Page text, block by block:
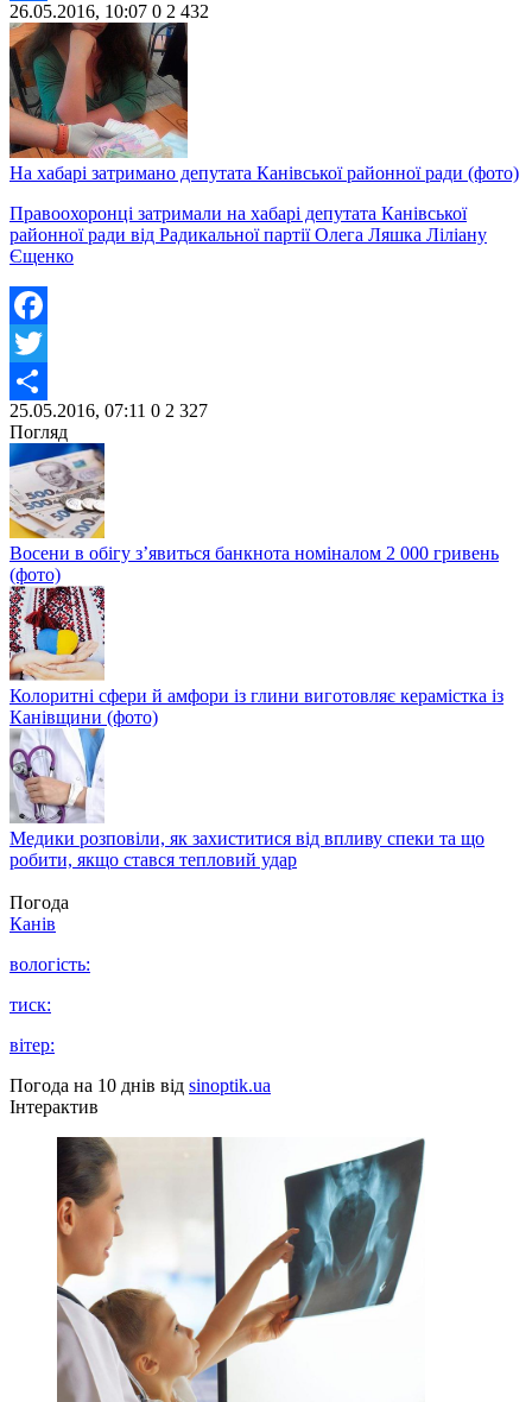
Share
26.05.2016, 10:07 0 2 432
На хабарі затримано депутата Канівської районної ради (фото)
Правоохоронці затримали на хабарі депутата Канівської
районної ради від Радикальної партії Олега Ляшка Ліліану
Єщенко
Facebook
Twitter
Share
25.05.2016, 07:11 0 2 327
Погляд
Восени в обігу з’явиться банкнота номіналом 2 000 гривень
(фото)
Колоритні сфери й амфори із глини виготовляє керамістка із
Канівщини (фото)
Медики розповіли, як захиститися від впливу спеки та що
робити, якщо стався тепловий удар
Погода
Канів
вологість:
тиск:
вітер:
Погода на 10 днів від sinoptik.ua
Інтерактив